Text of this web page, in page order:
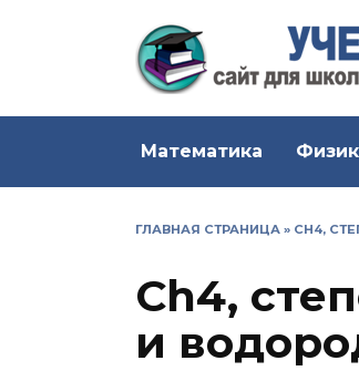
Математика
ГЛАВНАЯ СТРАНИЦА » CH4,
Ch4,
и